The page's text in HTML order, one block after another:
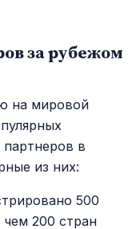
за рубежом
на мировой
партнеров в
из них:
500
чем 200 стран